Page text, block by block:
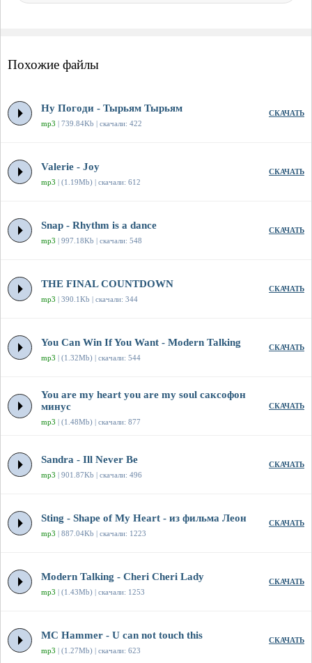
Похожие файлы
Ну Погоди - Тырьям Тырьям
mp3 | 739.84Kb | скачали: 422
СКАЧАТЬ
Valerie - Joy
mp3 | (1.19Mb) | скачали: 612
СКАЧАТЬ
Snap - Rhythm is a dance
mp3 | 997.18Kb | скачали: 548
СКАЧАТЬ
THE FINAL COUNTDOWN
mp3 | 390.1Kb | скачали: 344
СКАЧАТЬ
You Can Win If You Want - Modern Talking
mp3 | (1.32Mb) | скачали: 544
СКАЧАТЬ
You are my heart you are my soul саксофон
минус
mp3 | (1.48Mb) | скачали: 877
СКАЧАТЬ
Sandra - Ill Never Be
mp3 | 901.87Kb | скачали: 496
СКАЧАТЬ
Sting - Shape of My Heart - из фильма Леон
mp3 | 887.04Kb | скачали: 1223
СКАЧАТЬ
Modern Talking - Cheri Cheri Lady
mp3 | (1.43Mb) | скачали: 1253
СКАЧАТЬ
MC Hammer - U can not touch this
mp3 | (1.27Mb) | скачали: 623
СКАЧАТЬ